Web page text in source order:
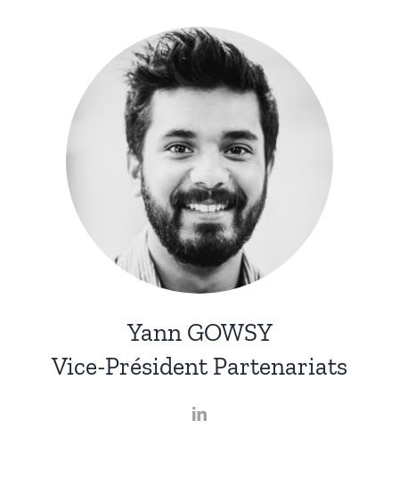
Yann GOWSY
Vice-Président Partenariats